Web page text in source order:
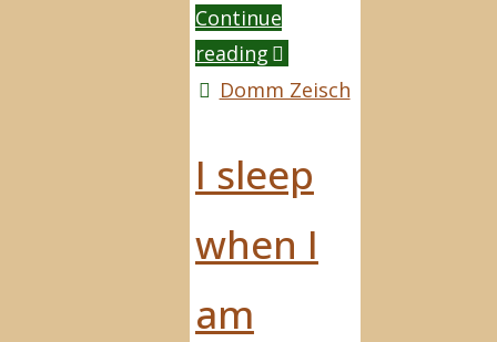
Continue
reading"Same
Sex
Domm Zeisch
I sleep
when I
am